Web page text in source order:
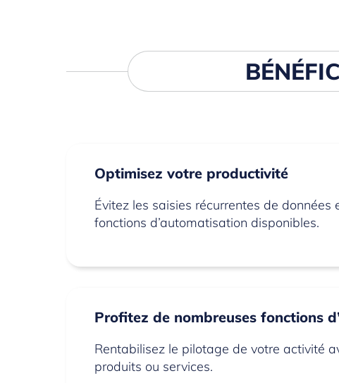
Optimisez votre productivité
Évitez les saisies récurrentes de
fonctions d’automatisation disponibles.
Profitez de nombreuses fonctions
Rentabilisez le pilotage de votre activité
produits ou services.